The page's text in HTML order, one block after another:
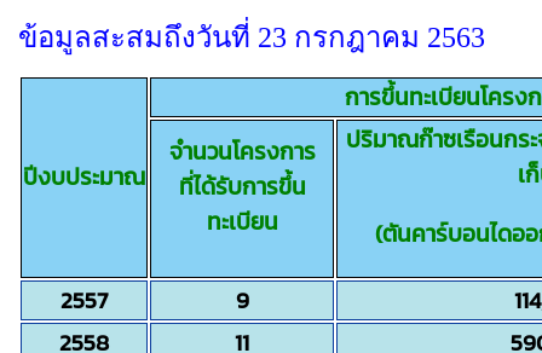
ข้อมูลสะสมถึงวันที่ 23 กรกฎาคม 2563
ปีงบประมาณ
การขึ้นทะเบียนโครง
จำนวนโครงการ
ที่ได้รับการขึ้น
ทะเบียน
ปริมาณก๊าซเรือนกร
เ
(ตันคาร์บอนไดอ
2557
9
2558
11